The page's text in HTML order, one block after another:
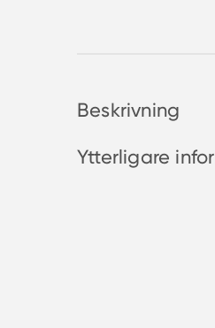
Beskrivning